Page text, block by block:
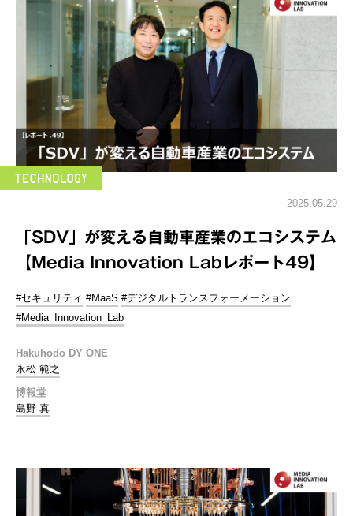
2025.05.29
「SDV」が変える自動車産業のエコシステム
【Media Innovation Labレポート49】
#セキュリティ #MaaS #デジタルトランスフォーメーション
#Media_Innovation_Lab
Hakuhodo DY ONE
永松 範之
博報堂
島野 真